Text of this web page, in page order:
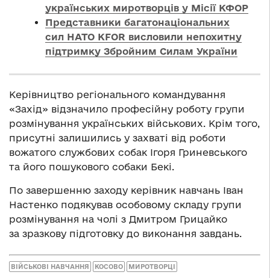
українських миротворців у Місії КФОР
Представники багатонаціональних
сил НАТО КFOR висловили непохитну
підтримку Збройним Силам України
Керівництво регіонального командування
«Захід» відзначило професійну роботу групи
розмінування українських військових. Крім того,
присутні залишились у захваті від роботи
вожатого службових собак Ігоря Гриневського
та його пошукового собаки Бекі.
По завершенню заходу керівник навчань Іван
Настенко подякував особовому складу групи
розмінування на чолі з Дмитром Грицайко
за зразкову підготовку до виконання завдань.
ВІЙСЬКОВІ НАВЧАННЯ КОСОВО МИРОТВОРЦІ